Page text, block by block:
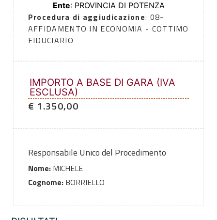
Ente: PROVINCIA DI POTENZA
Procedura di aggiudicazione: 08-
AFFIDAMENTO IN ECONOMIA - COTTIMO
FIDUCIARIO
IMPORTO A BASE DI GARA (IVA
ESCLUSA)
€ 1.350,00
Responsabile Unico del Procedimento
Nome:MICHELE
Cognome:BORRIELLO